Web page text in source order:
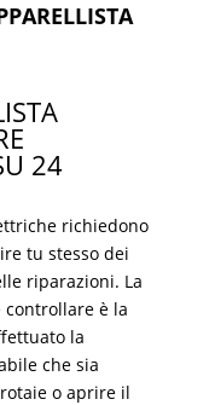
24
richiedono
tu stesso dei
riparazioni. La
controllare è la
la
che sia
o aprire il